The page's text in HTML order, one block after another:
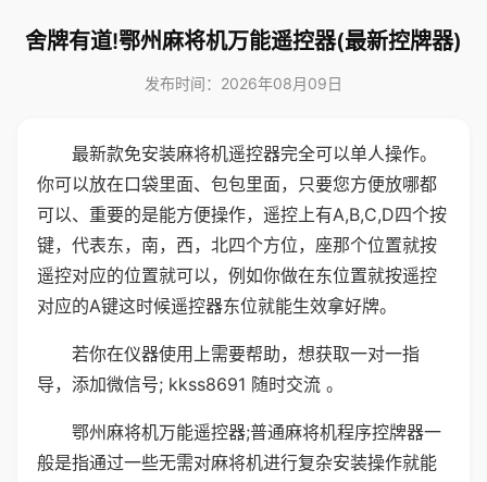
舍牌有道!鄂州麻将机万能遥控器(最新控牌器)
发布时间：2026年08月09日
最新款免安装麻将机遥控器完全可以单人操作。
你可以放在口袋里面、包包里面，只要您方便放哪都
可以、重要的是能方便操作，遥控上有A,B,C,D四个按
键，代表东，南，西，北四个方位，座那个位置就按
遥控对应的位置就可以，例如你做在东位置就按遥控
对应的A键这时候遥控器东位就能生效拿好牌。
若你在仪器使用上需要帮助，想获取一对一指
导，添加微信号; kkss8691 随时交流 。
鄂州麻将机万能遥控器;普通麻将机程序控牌器一
般是指通过一些无需对麻将机进行复杂安装操作就能